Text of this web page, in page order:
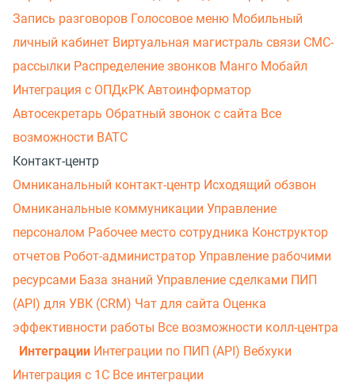
Запись разговоров Голосовое меню Мобильный
личный кабинет Виртуальная магистраль связи СМС-
рассылки Распределение звонков Манго Мобайл
Интеграция с ОПДкРК Автоинформатор
Автосекретарь Обратный звонок с сайта Все
возможности ВАТС
Контакт-центр
Омниканальный контакт-центр Исходящий обзвон
Омниканальные коммуникации Управление
персоналом Рабочее место сотрудника Конструктор
отчетов Робот-администратор Управление рабочими
ресурсами База знаний Управление сделками ПИП
(API) для УВК (CRM) Чат для сайта Оценка
эффективности работы Все возможности колл-центра
Интеграции Интеграции по ПИП (API) Вебхуки
Интеграция с 1С Все интеграции